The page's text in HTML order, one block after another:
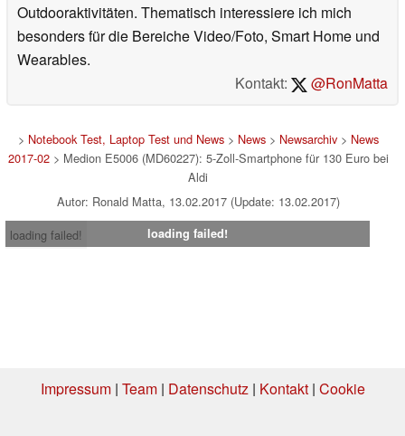
Outdooraktivitäten. Thematisch interessiere ich mich
besonders für die Bereiche Video/Foto, Smart Home und
Wearables.
Kontakt:
@RonMatta
> Notebook Test, Laptop Test und News> News> Newsarchiv> News
2017-02> Medion E5006 (MD60227): 5-Zoll-Smartphone für 130 Euro bei
Aldi
Autor: Ronald Matta, 13.02.2017 (Update: 13.02.2017)
loading failed!
loading failed!
Impressum| Team| Datenschutz| Kontakt| Cookie